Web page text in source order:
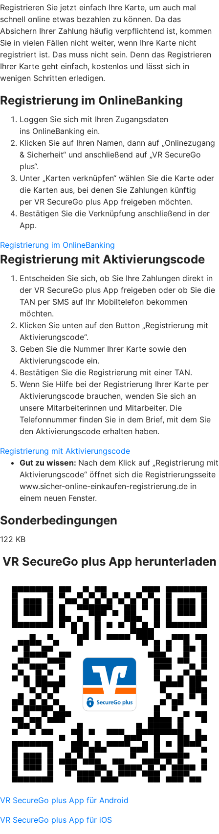
Registrieren Sie jetzt einfach Ihre Karte, um auch mal
schnell online etwas bezahlen zu können. Da das
Absichern Ihrer Zahlung häufig verpflichtend ist, kommen
Sie in vielen Fällen nicht weiter, wenn Ihre Karte nicht
registriert ist. Das muss nicht sein. Denn das Registrieren
Ihrer Karte geht einfach, kostenlos und lässt sich in
wenigen Schritten erledigen.
Registrierung im OnlineBanking
Loggen Sie sich mit Ihren Zugangsdaten
ins OnlineBanking ein.
Klicken Sie auf Ihren Namen, dann auf „Onlinezugang
& Sicherheit“ und anschließend auf „VR SecureGo
plus“.
Unter „Karten verknüpfen“ wählen Sie die Karte oder
die Karten aus, bei denen Sie Zahlungen künftig
per VR SecureGo plus App freigeben möchten.
Bestätigen Sie die Verknüpfung anschließend in der
App.
Registrierung im OnlineBanking
Registrierung mit Aktivierungscode
Entscheiden Sie sich, ob Sie Ihre Zahlungen direkt in
der VR SecureGo plus App freigeben oder ob Sie die
TAN per SMS auf Ihr Mobiltelefon bekommen
möchten.
Klicken Sie unten auf den Button „Registrierung mit
Aktivierungscode“.
Geben Sie die Nummer Ihrer Karte sowie den
Aktivierungscode ein.
Bestätigen Sie die Registrierung mit einer TAN.
Wenn Sie Hilfe bei der Registrierung Ihrer Karte per
Aktivierungscode brauchen, wenden Sie sich an
unsere Mitarbeiterinnen und Mitarbeiter. Die
Telefonnummer finden Sie in dem Brief, mit dem Sie
den Aktivierungscode erhalten haben.
Registrierung mit Aktivierungscode
Gut zu wissen: Nach dem Klick auf „Registrierung mit
Aktivierungscode“ öffnet sich die Registrierungsseite
www.sicher-online-einkaufen-registrierung.de in
einem neuen Fenster.
Sonderbedingungen
122 KB
VR SecureGo plus App herunterladen
VR SecureGo plus App für Android
VR SecureGo plus App für iOS